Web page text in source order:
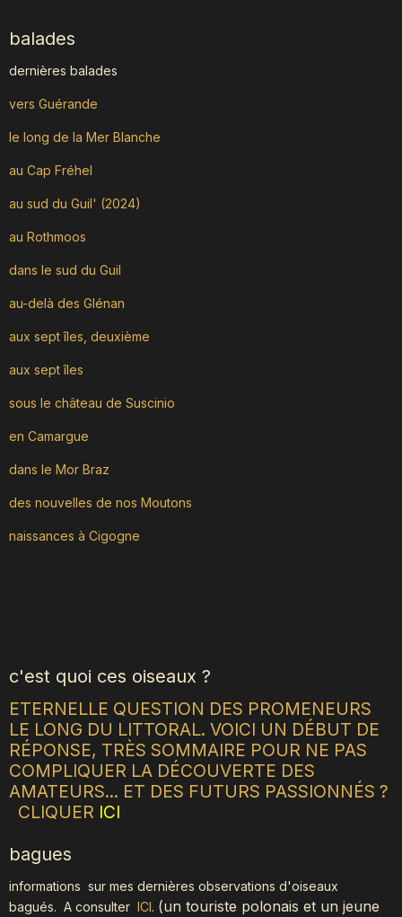
balades
dernières balades
vers Guérande
le long de la Mer Blanche
au Cap Fréhel
au sud du Guil' (2024)
au Rothmoos
dans le sud du Guil
au-delà des Glénan
aux sept îles, deuxième
aux sept îles
sous le château de Suscinio
en Camargue
dans le Mor Braz
des nouvelles de nos Moutons
naissances à Cigogne
c'est quoi ces oiseaux ?
ETERNELLE QUESTION DES PROMENEURS
LE LONG DU LITTORAL. VOICI UN DÉBUT DE
RÉPONSE, TRÈS SOMMAIRE POUR NE PAS
COMPLIQUER LA DÉCOUVERTE DES
AMATEURS... ET DES FUTURS PASSIONNÉS ?
CLIQUER ICI
bagues
informations sur mes dernières observations d'oiseaux
bagués. A consulter ICI . (un touriste polonais et un jeune